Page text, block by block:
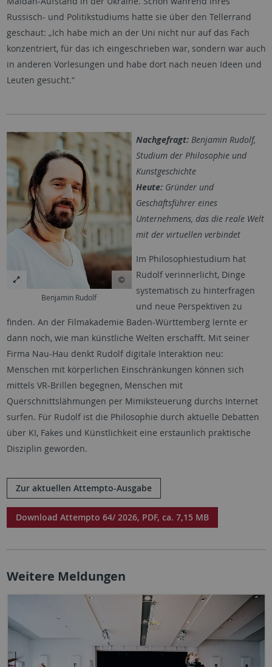
Russisch- und Politikstudiums hatte sie über den Tellerrand
geschaut: „Ich habe mich an der Uni nicht nur auf das Fach
konzentriert, für das ich eingeschrieben war, sondern war auch
in anderen Vorlesungen und habe dort nach neuen Ideen und
Leuten gesucht.“
Benjamin Rudolf
Nachgefragt: Benjamin Rudolf,
Studium der Philosophie und
Kunstgeschichte
Heute: Gründer und
Geschäftsführer eines
Unternehmens, das die reale Welt
mit der virtuellen verbindet
Im Philosophiestudium hat
Rudolf verinnerlicht, Dinge
systematisch zu hinterfragen
und neue Perspektiven zu
finden. An der Filmakademie Baden-Württemberg lernte er
dann noch, wie man künstliche Welten erschafft. Mit seiner
Firma Nau-Hau denkt Rudolf digitale Interaktion neu:
Menschen mit körperlichen Einschränkungen können sich
mittels VR-Brillen begegnen, Menschen mit
Querschnittslähmungen per Mimiksteuerung durchs Internet
surfen. Für Rudolf ist die Philosophie durch aktuelle Debatten
über KI, Fakes und Künstlichkeit eine erstaunlich praktische
Disziplin geworden.
Zur aktuellen Attempto-Ausgabe
Download Attempto 64/ 2026, PDF, ca. 7,15 MB
Weitere Meldungen